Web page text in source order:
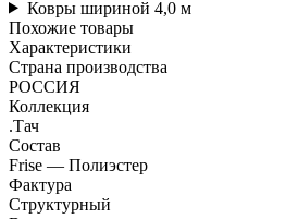
Ковры шириной 4,0 м
Похожие товары
Характеристики
Страна производства
РОССИЯ
Коллекция
.Тач
Состав
Frise — Полиэстер
Фактура
Структурный